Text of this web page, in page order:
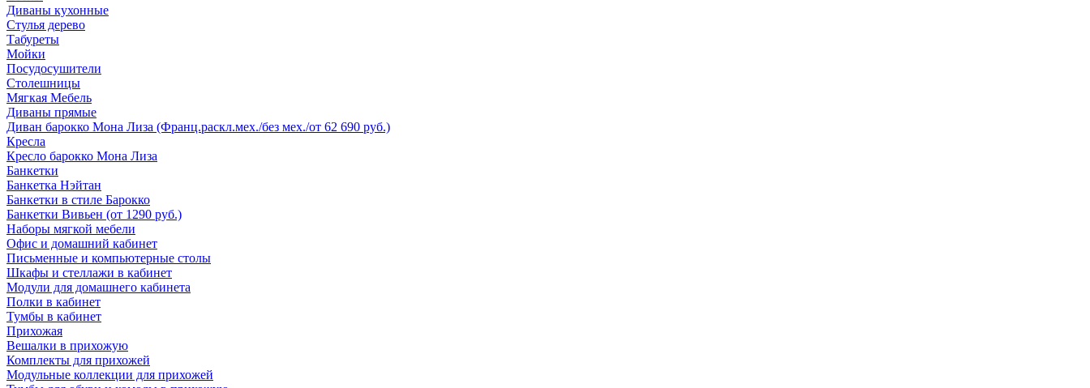
Диваны кухонные
Стулья дерево
Табуреты
Мойки
Посудосушители
Столешницы
Мягкая Мебель
Диваны прямые
Диван барокко Мона Лиза (Франц.раскл.мех./без мех./от 62 690 руб.)
Кресла
Кресло барокко Мона Лиза
Банкетки
Банкетка Нэйтан
Банкетки в стиле Барокко
Банкетки Вивьен (от 1290 руб.)
Наборы мягкой мебели
Офис и домашний кабинет
Письменные и компьютерные столы
Шкафы и стеллажи в кабинет
Модули для домашнего кабинета
Полки в кабинет
Тумбы в кабинет
Прихожая
Вешалки в прихожую
Комплекты для прихожей
Модульные коллекции для прихожей